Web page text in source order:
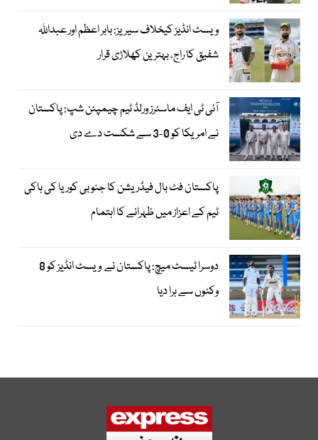
ویسٹ انڈیز کیخلاف سیریز: بابر اعظم اور عبداللہ
شفیق کا راج، بہترین کھلاڑی قرار
آئی ٹی ایف ماسٹرز ورلڈ ٹیم چیمپئن شپ: پاکستان
نے امریکا کو 0-3 سے شکست دے دی
پاکستان فٹ بال فیڈریشن کا جنوبی کوریا کی ہاکی
ٹیم کے اعزاز میں ظہرانے کا اہتمام
دوسرا ٹیسٹ میچ: پاکستان نے ویسٹ انڈیز کو 8
وکٹوں سے ہرا دیا